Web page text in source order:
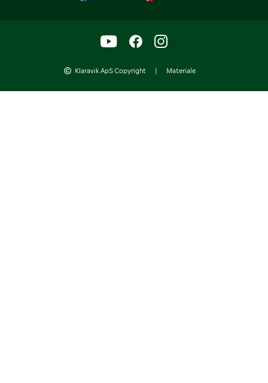
Klaravik ApS Copyright | Materiale